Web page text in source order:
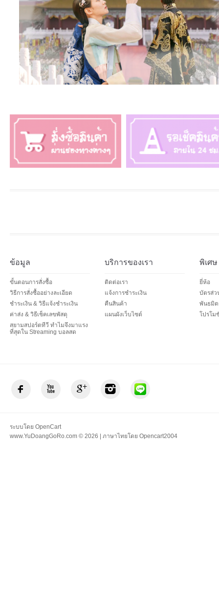
ข้อมูล
ขั้นตอนการสั่งซื้อ
วิธีการสั่งซื้ออย่างละเอียด
ชำระเงิน & วิธีแจ้งชำระเงิน
ค่าส่ง & วิธีเช็คเลขพัสดุ
สยามสปอร์ตทีวี ทำไมจึงมาแรง
ที่สุดใน Streaming บอลสด
บริการของเรา
ติดต่อเรา
แจ้งการชำระเงิน
คืนสินค้า
แผนผังเว็บไซต์
พิเศษ
ยี่ห้อ
บัตรส่ว
พันธมิต
โปรโม
ระบบโดย OpenCart
www.YuDoangGoRo.com © 2026 | ภาษาไทยโดย Opencart2004